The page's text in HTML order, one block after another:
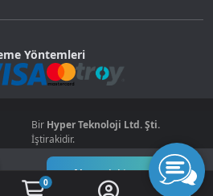
Alışverişi tamamla
0
Yöntemleri
Bir Hyper Teknoloji Ltd. Şti.
İştirakidir.